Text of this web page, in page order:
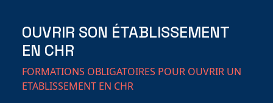
OUVRIR SON ÉTABLISSEMENT
EN CHR
FORMATIONS OBLIGATOIRES POUR OUVRIR UN
ETABLISSEMENT EN CHR